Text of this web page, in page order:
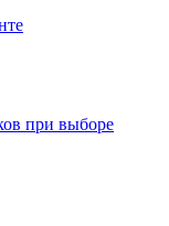
при выборе